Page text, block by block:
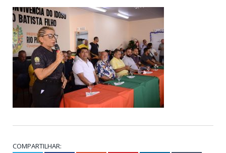
COMPARTILHAR: